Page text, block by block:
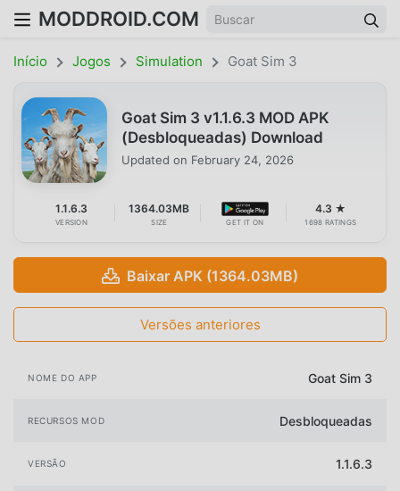
MODDROID.COM
Início Jogos Simulation Goat Sim 3
Goat Sim 3 v1.1.6.3 MOD APK
(Desbloqueadas) Download
Updated on February 24, 2026
1.1.6.3
VERSION
1364.03MB
SIZE GET IT ON
4.3 ★
1698 RATINGS
Baixar APK (1364.03MB)
Versões anteriores
NOME DO APP Goat Sim 3
RECURSOS MOD Desbloqueadas
VERSÃO 1.1.6.3